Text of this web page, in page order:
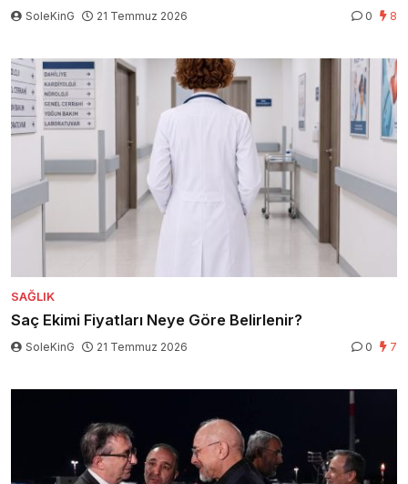
SoleKinG 21 Temmuz 2026 0 8
SAĞLIK
Saç Ekimi Fiyatları Neye Göre Belirlenir?
SoleKinG 21 Temmuz 2026 0 7